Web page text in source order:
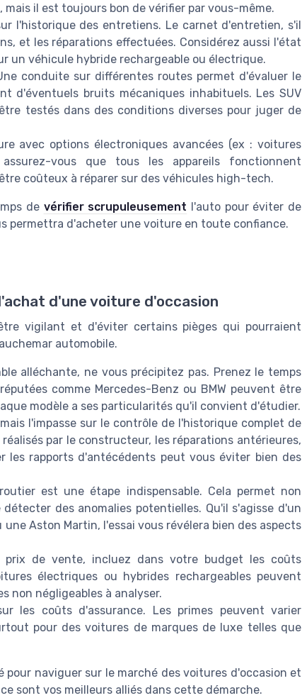
mais il est toujours bon de vérifier par vous-même.
l'historique des entretiens. Le carnet d'entretien, s'il
et les réparations effectuées. Considérez aussi l'état
un véhicule hybride rechargeable ou électrique.
conduite sur différentes routes permet d'évaluer le
bruits mécaniques inhabituels. Les SUV
testés dans des conditions diverses pour juger de
avec options électroniques avancées (ex : voitures
vous que tous les appareils fonctionnent
coûteux à réparer sur des véhicules high-tech.
de vérifier scrupuleusement l'auto pour éviter de
permettra d'acheter une voiture en toute confiance.
d'une voiture d'occasion
vigilant et d'éviter certains pièges qui pourraient
automobile.
alléchante, ne vous précipitez pas. Prenez le temps
comme Mercedes-Benz ou BMW peuvent être
modèle a ses particularités qu'il convient d'étudier.
l'impasse sur le contrôle de l'historique complet de
par le constructeur, les réparations antérieures,
rapports d'antécédents peut vous éviter bien des
est une étape indispensable. Cela permet non
des anomalies potentielles. Qu'il s'agisse d'un
Aston Martin, l'essai vous révélera bien des aspects
prix de vente, incluez dans votre budget les coûts
électriques ou hybrides rechargeables peuvent
non négligeables à analyser.
les coûts d'assurance. Les primes peuvent varier
pour des voitures de marques de luxe telles que
naviguer sur le marché des voitures d'occasion et
sont vos meilleurs alliés dans cette démarche.